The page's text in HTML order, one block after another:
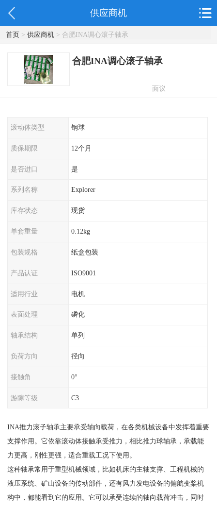
供应商机
首页> 供应商机> 合肥INA调心滚子轴承
合肥INA调心滚子轴承
面议
滚动体类型 钢球
质保期限 12个月
是否进口 是
系列名称 Explorer
库存状态 现货
单套重量 0.12kg
包装规格 纸盒包装
产品认证 ISO9001
适用行业 电机
表面处理 磷化
轴承结构 单列
负荷方向 径向
接触角 0°
游隙等级 C3
INA推力滚子轴承主要承受轴向载荷，在各类机械设备中发挥着重要
支撑作用。它依靠滚动体接触承受推力，相比推力球轴承，承载能
力更高，刚性更强，适合重载工况下使用。
这种轴承常用于重型机械领域，比如机床的主轴支撑、工程机械的
液压系统、矿山设备的传动部件，还有风力发电设备的偏航变桨机
构中，都能看到它的应用。它可以承受连续的轴向载荷冲击，同时